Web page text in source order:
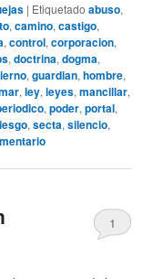
| Etiquetado abuso,
,camino,castigo,
,control,corporacion,
,doctrina,dogma,
,guardian,hombre,
,ley,leyes,mancillar,
,poder,portal,
,secta,silencio,
1